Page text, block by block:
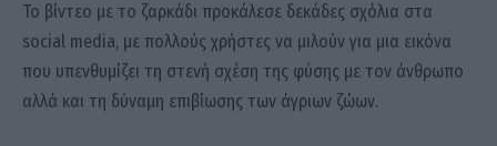
Το βίντεο με το ζαρκάδι προκάλεσε δεκάδες σχόλια στα
social media, με πολλούς χρήστες να μιλούν για μια εικόνα
που υπενθυμίζει τη στενή σχέση της φύσης με τον άνθρωπο
αλλά και τη δύναμη επιβίωσης των άγριων ζώων.